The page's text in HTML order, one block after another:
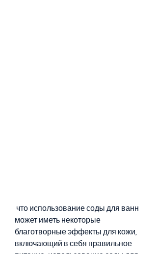
может иметь некоторые
благотворные эффекты для кожи,
включающий в себя правильное